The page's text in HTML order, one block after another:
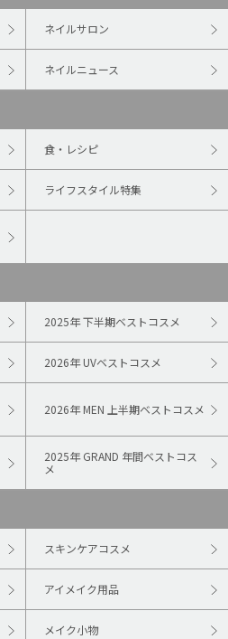
ネイルサロン
ネイルニュース
食・レシピ
ライフスタイル特集
2025年 下半期ベストコスメ
2026年 UVベストコスメ
2026年 MEN 上半期ベストコスメ
2025年 GRAND 年間ベストコス
メ
スキンケアコスメ
アイメイク用品
メイク小物